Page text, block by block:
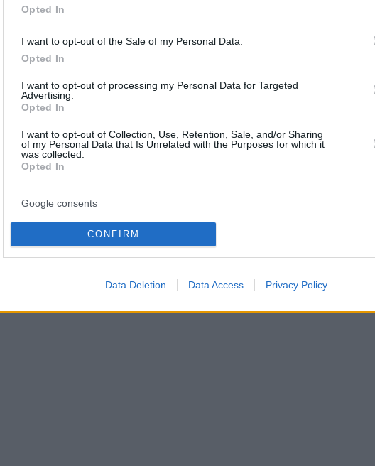
Opted In
I want to opt-out of the Sale of my Personal Data.
Opted In
I want to opt-out of processing my Personal Data for Targeted
Advertising.
Opted In
I want to opt-out of Collection, Use, Retention, Sale, and/or Sharing
of my Personal Data that Is Unrelated with the Purposes for which it
was collected.
Opted In
Google consents
CONFIRM
Data Deletion Data Access Privacy Policy